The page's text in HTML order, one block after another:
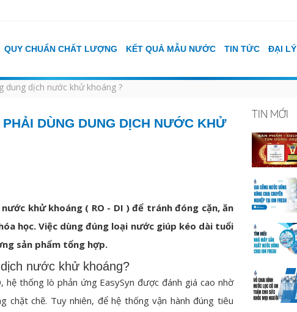
QUY CHUẨN CHẤT LƯỢNG KẾT QUẢ MẪU NƯỚC TIN TỨC ĐẠI LÝ
dung dịch nước khử khoáng ?
DÙNG DUNG DỊCH NƯỚC KHỬ
khử khoáng ( RO - DI ) để tránh đóng cặn, ăn
học. Việc dùng đúng loại nước giúp kéo dài tuổi
sản phẩm tổng hợp.
nước khử khoáng?
thống lò phản ứng EasySyn được đánh giá cao nhờ
chặt chẽ. Tuy nhiên, để hệ thống vận hành đúng tiêu
TIN MỚI